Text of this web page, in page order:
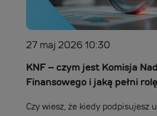
27 maj 2026 10:30
KNF – czym jest Komisja
Finansowego i jaką pełni
Czy wiesz, że kiedy podpisujesz